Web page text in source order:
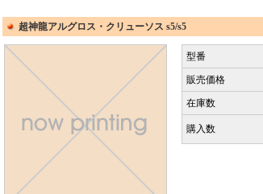
超神龍アルグロス・クリューソス s5/s5
型番
販売価格
在庫数
購入数